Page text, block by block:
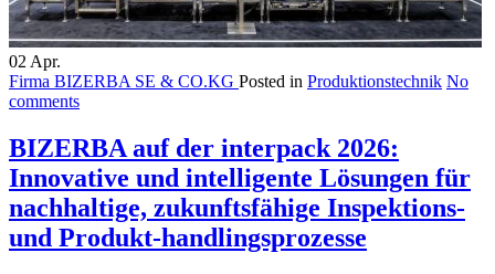
02 Apr.
Firma BIZERBA SE & CO.KG Posted in Produktionstechnik No
comments
BIZERBA auf der interpack 2026:
Innovative und intelligente Lösungen für
nachhaltige, zukunftsfähige Inspektions-
und Produkt-handlingsprozesse